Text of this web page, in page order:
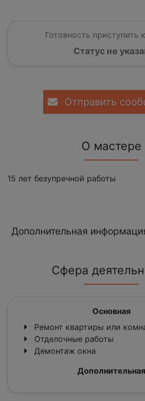
Готовность приступить
Статус не
Отправить
О мастере
15 лет безупречной работы
Дополнительная
Сфера
Основная
Ремонт квартиры или
Отделочные работы
Демонтаж окна
Дополнительная